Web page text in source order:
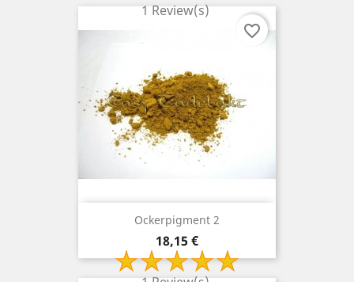
1 Review(s)
Ockerpigment 2
Preis
18,15 €
favorite_border